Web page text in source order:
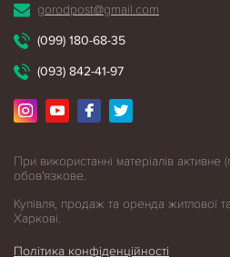
gorodpost@gmail.com
(099) 180-68-35
(093) 842-41-97
При використанні матеріалів активне
обов'язкове.
Купівля, продаж та оренда житлової
Харкові.
Політика конфіденційності